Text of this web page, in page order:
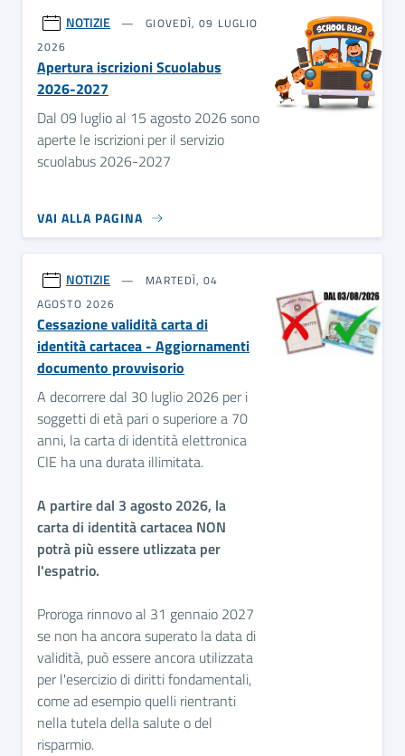
NOTIZIE
GIOVEDÌ, 09 LUGLIO
2026
Apertura iscrizioni Scuolabus
2026-2027
Dal 09 luglio al 15 agosto 2026 sono
aperte le iscrizioni per il servizio
scuolabus 2026-2027
VAI ALLA PAGINA
NOTIZIE
MARTEDÌ, 04
AGOSTO 2026
Cessazione validità carta di
identità cartacea - Aggiornamenti
documento provvisorio
A decorrere dal 30 luglio 2026 per i
soggetti di età pari o superiore a 70
anni, la carta di identità elettronica
CIE ha una durata illimitata.
A partire dal 3 agosto 2026, la
carta di identità cartacea NON
potrà più essere utlizzata per
l'espatrio.
Proroga rinnovo al 31 gennaio 2027
se non ha ancora superato la data di
validità, può essere ancora utilizzata
per l'esercizio di diritti fondamentali,
come ad esempio quelli rientranti
nella tutela della salute o del
risparmio.